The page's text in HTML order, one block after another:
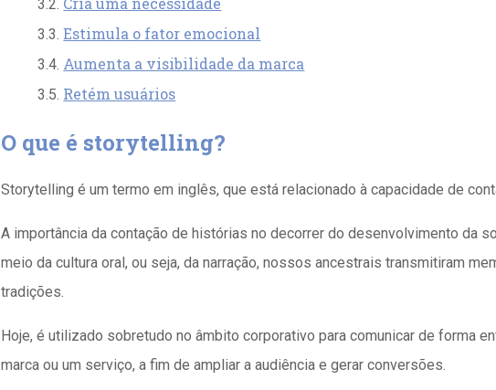
3.2.
3.3.Estimula o fator emocional
3.4. Aumenta a visibilidade da marca
3.5. Retém usuários
O que é storytelling?
Storytelling é um termo em inglês, que está relacionado à capacidade de
A importância da contação de histórias no decorrer do desenvolvimento da
meio da cultura oral, ou seja, da narração, nossos ancestrais transmitiram
tradições.
Hoje, é utilizado sobretudo no âmbito corporativo para comunicar de forma
marca ou um serviço, a fim de ampliar a audiência e gerar conversões.